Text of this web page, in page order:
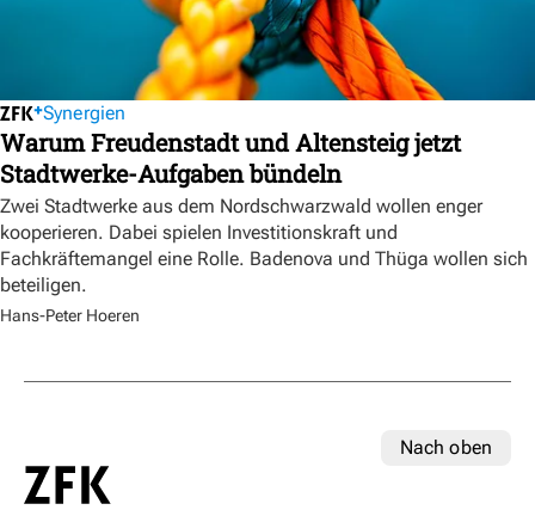
Synergien
Warum Freudenstadt und Altensteig jetzt
Stadtwerke-Aufgaben bündeln
Zwei Stadtwerke aus dem Nordschwarzwald wollen enger
kooperieren. Dabei spielen Investitionskraft und
Fachkräftemangel eine Rolle. Badenova und Thüga wollen sich
beteiligen.
Hans-Peter Hoeren
Nach oben